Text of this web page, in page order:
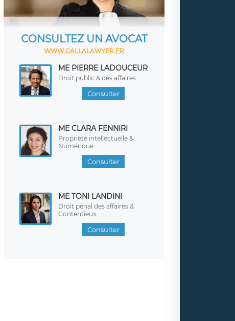
CONSULTEZ UN AVOCAT
WWW.CALLALAWYER.FR
ME PIERRE LADOUCEUR
Droit public & des affaires
Consulter
ME CLARA FENNIRI
Propriété intellectuelle &
Numérique
Consulter
ME TONI LANDINI
Droit pénal des affaires &
Contentieux
Consulter